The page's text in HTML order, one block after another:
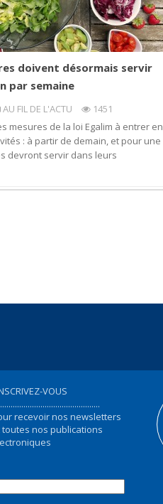
doivent désormais servir
par semaine
AU FIL DE L'ACTU
1451
mesures de la loi Egalim à entrer en
: à partir de demain, et pour une
devront servir dans leurs
VOUS
recevoir nos newsletters
toutes nos publications